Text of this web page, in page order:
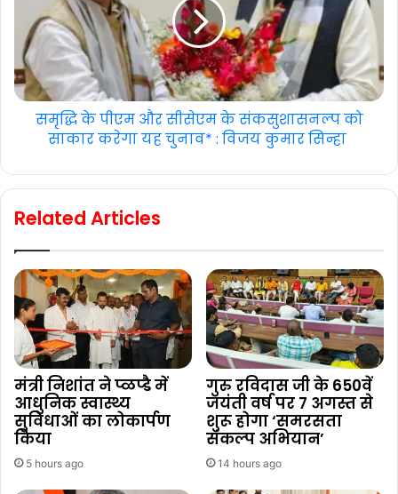
समृद्धि के पीएम और सीसेएम के संकसुशासनल्प को
साकार करेगा यह चुनाव* : विजय कुमार सिन्हा
Related Articles
मंत्री निशांत ने प्ळप्डै में
आधुनिक स्वास्थ्य
सुविधाओं का लोकार्पण
किया
5 hours ago
गुरु रविदास जी के 650वें
जयंती वर्ष पर 7 अगस्त से
शुरू होगा ‘समरसता
संकल्प अभियान’
14 hours ago